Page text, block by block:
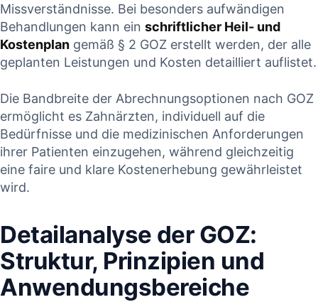
Missverständnisse. ⁤Bei besonders aufwändigen
Behandlungen kann ein schriftlicher Heil- und
Kostenplan gemäß § 2‍ GOZ erstellt​ werden, der alle
geplanten Leistungen und Kosten detailliert auflistet.
Die ‍Bandbreite der Abrechnungsoptionen nach‌ GOZ
ermöglicht es Zahnärzten, ⁢individuell ⁢auf die
Bedürfnisse und die medizinischen Anforderungen
⁣ihrer⁣ Patienten einzugehen, während gleichzeitig
eine faire ⁢und klare Kostenerhebung gewährleistet
wird.
Detailanalyse⁣ der GOZ:
Struktur, Prinzipien ‍und
Anwendungsbereiche